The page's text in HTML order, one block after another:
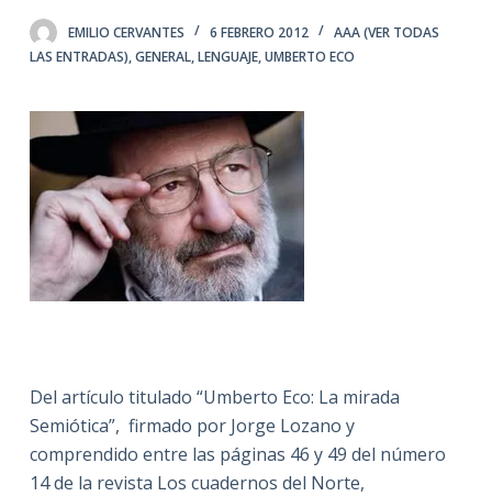
e
n
d
o
EMILIO CERVANTES 6 FEBRERO 2012
AAA (VER TODAS
LAS ENTRADAS),GENERAL,LENGUAJE,UMBERTO ECO
Del artículo titulado “Umberto Eco: La mirada
Semiótica”, firmado por Jorge Lozano y
comprendido entre las páginas 46 y 49 del número
14 de la revista Los cuadernos del Norte,